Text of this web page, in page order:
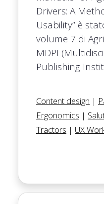
Drivers: A
Usability” è
volume 7 di
MDPI
Publishing
Content design |
Ergonomics |
Tractors | UX